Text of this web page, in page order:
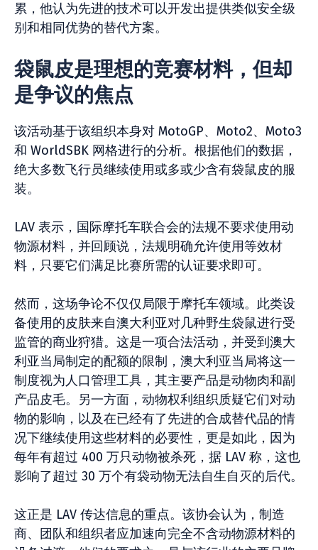
累，他认为先进的技术可以开发出提供类似安全级
别和相同优势的替代方案。
袋鼠皮是理想的竞赛材料，但却
是争议的焦点
该活动基于该组织本身对 MotoGP、Moto2、Moto3
和 WorldSBK 网格进行的分析。根据他们的数据，
绝大多数飞行员继续使用或多或少含有袋鼠皮的服
装。
LAV 表示，国际摩托车联合会的法规不要求使用动
物源材料，并回顾说，法规明确允许使用等效材
料，只要它们满足比赛所需的认证要求即可。
然而，这场争论不仅仅局限于摩托车领域。此类设
备使用的皮肤来自澳大利亚对几种野生袋鼠进行受
监管的商业狩猎。这是一项合法活动，并受到澳大
利亚当局制定的配额的限制，澳大利亚当局将这一
制度视为人口管理工具，其主要产品是动物肉和副
产品皮毛。另一方面，动物权利组织质疑它们对动
物的影响，以及在已经有了先进的合成替代品的情
况下继续使用这些材料的必要性，更是如此，因为
每年有超过 400 万只动物被杀死，据 LAV 称，这也
影响了超过 30 万个有袋动物无法自生自灭的后代。
这正是 LAV 传达信息的重点。该协会认为，制造
商、团队和组织者应加速向完全不含动物源材料的